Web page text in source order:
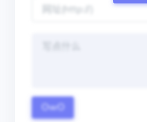
OwO